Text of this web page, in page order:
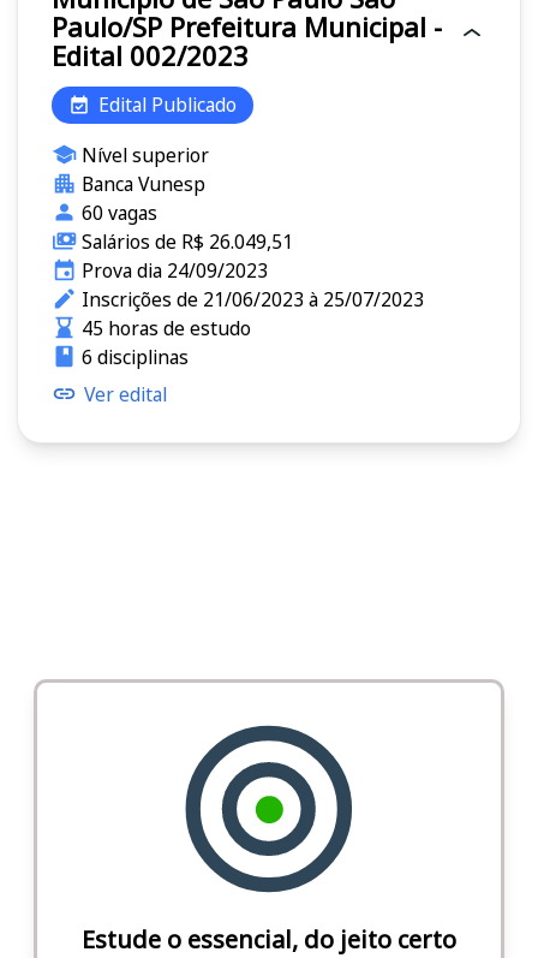
Paulo/SP Prefeitura Municipal -
Edital 002/2023
Edital Publicado
Nível superior
Banca Vunesp
60 vagas
Salários de R$ 26.049,51
Prova dia 24/09/2023
Inscrições de 21/06/2023 à 25/07/2023
45 horas de estudo
6 disciplinas
Ver edital
Estude o essencial, do jeito certo